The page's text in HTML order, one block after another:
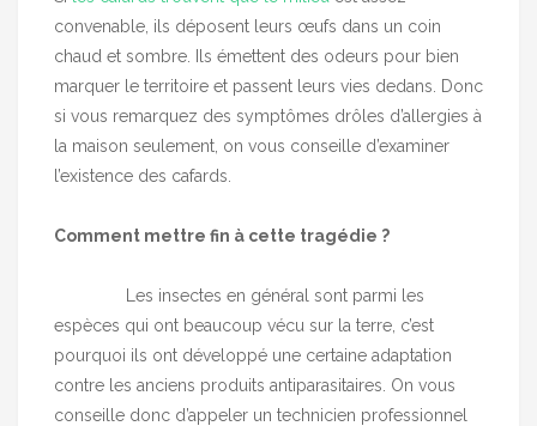
convenable, ils déposent leurs œufs dans un coin
chaud et sombre. Ils émettent des odeurs pour bien
marquer le territoire et passent leurs vies dedans. Donc
si vous remarquez des symptômes drôles d’allergies à
la maison seulement, on vous conseille d’examiner
l’existence des cafards.
Comment mettre fin à cette tragédie ?
Les insectes en général sont parmi les
espèces qui ont beaucoup vécu sur la terre, c’est
pourquoi ils ont développé une certaine adaptation
contre les anciens produits antiparasitaires. On vous
conseille donc d’appeler un technicien professionnel